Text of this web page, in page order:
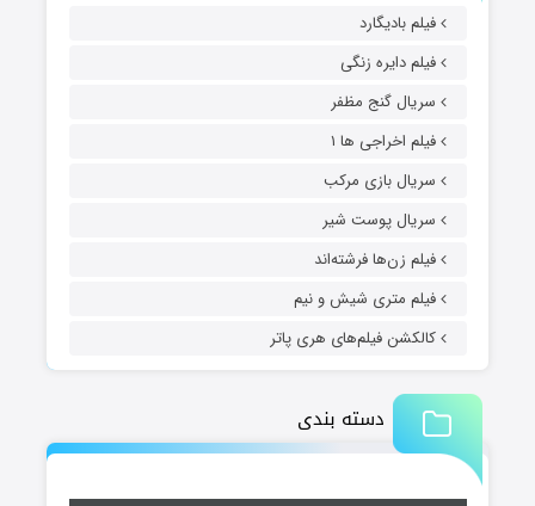
فیلم بادیگارد
فیلم دایره زنگی
سریال گنج مظفر
فیلم اخراجی ها ۱
سریال بازی مرکب
سریال پوست شیر
فیلم زن‌ها فرشته‌اند
فیلم متری شیش و نیم
کالکشن فیلم‌های هری پاتر
دسته بندی